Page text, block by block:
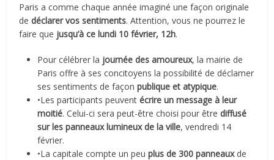
Paris a comme chaque année imaginé une façon originale
dedéclarer vos sentiments. Attention, vous ne pourrez le
faire que jusqu’à ce lundi 10 février, 12h.
Pour célébrer la journée des amoureux, la mairie de
Paris offre à ses concitoyens la possibilité de déclamer
ses sentiments de façonpublique et atypique.
•Les participants peuventécrire un message à leur
moitié. Celui-ci sera peut-être choisi pour êtrediffusé
sur les panneaux lumineux de la ville, vendredi 14
février.
•La capitale compte un peuplus de 300 panneauxde